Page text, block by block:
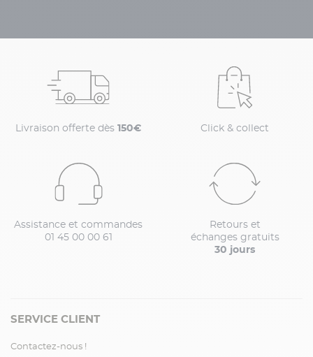
Livraison offerte dès 150€ Click & collect
Assistance et commandes
01 45 00 00 61
Retours et
échanges gratuits
30 jours
SERVICE CLIENT
Contactez-nous !